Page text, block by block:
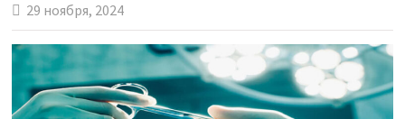
29 ноября, 2024